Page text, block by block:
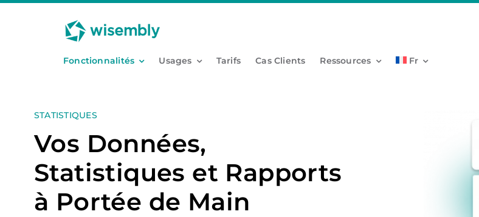
Passer
Fonctionnalités Usages Tarifs Cas Clients Ressources Fr
STATISTIQUES
Vos Données,
Statistiques et Rapports
à Portée de Main
Panneau de gestion des cookies